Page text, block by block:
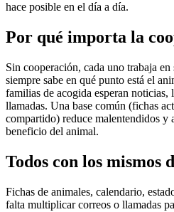
hace posible en el día a día.
Por qué importa la
Sin cooperación, cada uno trabaja
siempre sabe en qué punto está el
familias de acogida esperan
llamadas. Una base común (fichas
compartido) reduce malentendidos y
beneficio del animal.
Todos con los mismos
Fichas de animales, calendario,
falta multiplicar correos o llamadas